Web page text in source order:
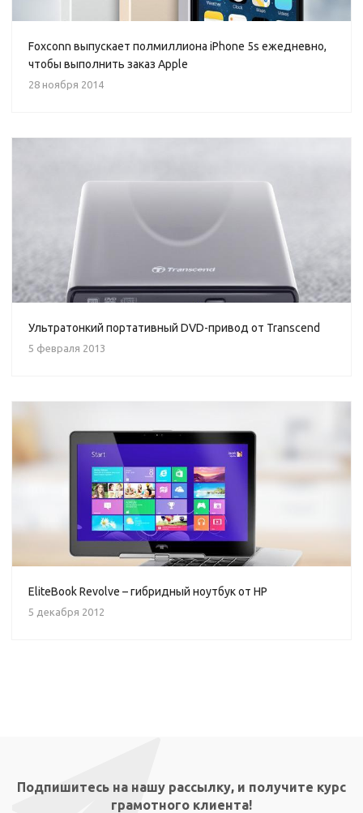
Foxconn выпускает полмиллиона iPhone 5s ежедневно,
чтобы выполнить заказ Apple
28 ноября 2014
Ультратонкий портативный DVD-привод от Transcend
5 февраля 2013
EliteBook Revolve – гибридный ноутбук от HP
5 декабря 2012
Подпишитесь на нашу рассылку, и получите курс
грамотного клиента!